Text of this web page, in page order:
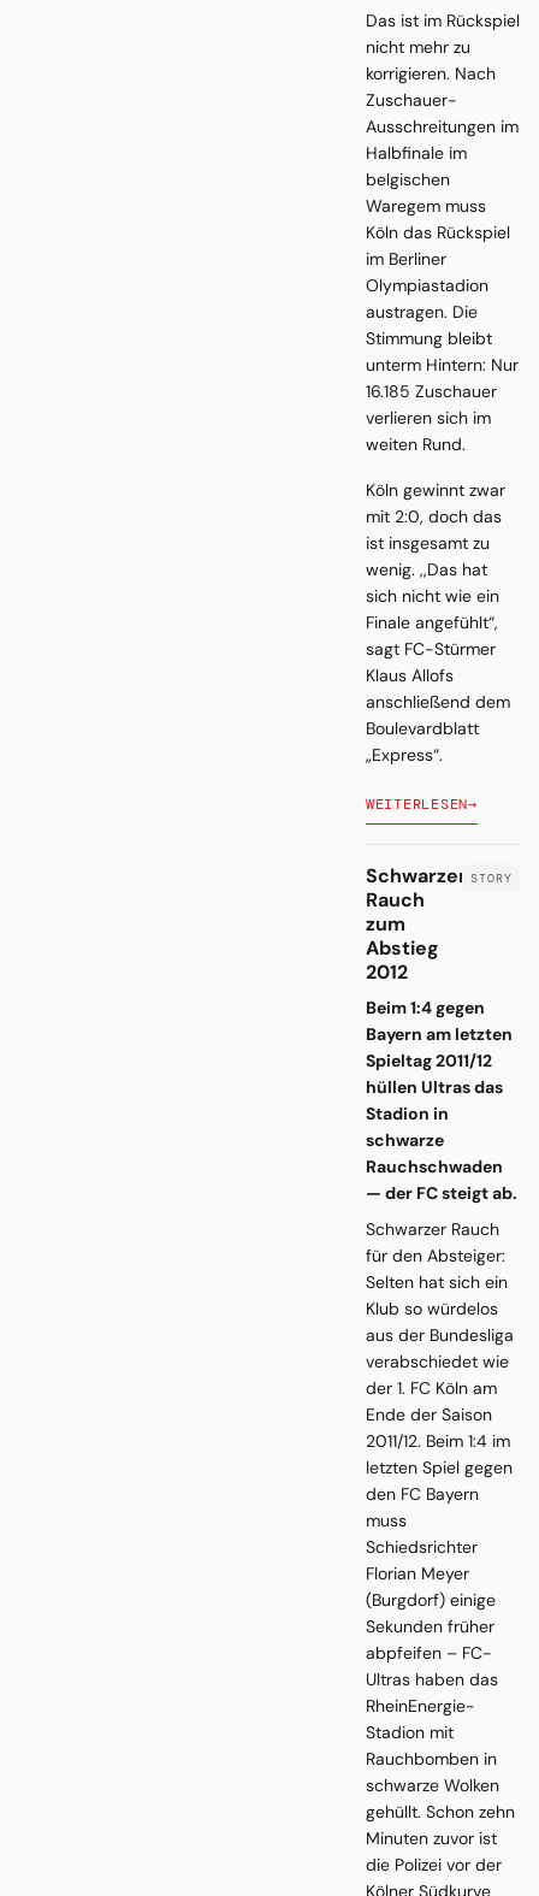
Das ist im Rückspiel
nicht mehr zu
korrigieren. Nach
Zuschauer-
Ausschreitungen im
Halbfinale im
belgischen
Waregem muss
Köln das Rückspiel
im Berliner
Olympiastadion
austragen. Die
Stimmung bleibt
unterm Hintern: Nur
16.185 Zuschauer
verlieren sich im
weiten Rund.
Köln gewinnt zwar
mit 2:0, doch das
ist insgesamt zu
wenig. ,,Das hat
sich nicht wie ein
Finale angefühlt“,
sagt FC-Stürmer
Klaus Allofs
anschließend dem
Boulevardblatt
„Express“.
WEITERLESEN→
Schwarzer
Rauch
zum
Abstieg
2012
Beim 1:4 gegen
Bayern am letzten
Spieltag 2011/12
hüllen Ultras das
Stadion in
schwarze
Rauchschwaden
— der FC steigt ab.
Schwarzer Rauch
für den Absteiger:
Selten hat sich ein
Klub so würdelos
aus der Bundesliga
verabschiedet wie
der 1. FC Köln am
Ende der Saison
2011/12. Beim 1:4 im
letzten Spiel gegen
den FC Bayern
muss
Schiedsrichter
Florian Meyer
(Burgdorf) einige
Sekunden früher
abpfeifen – FC-
Ultras haben das
RheinEnergie-
Stadion mit
Rauchbomben in
schwarze Wolken
gehüllt. Schon zehn
Minuten zuvor ist
die Polizei vor der
Kölner Südkurve